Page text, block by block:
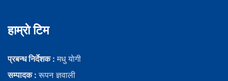
हाम्राे टिम
प्रबन्ध निर्देशक :मधु याेगी
सम्पादक :रूपन ज्ञवाली